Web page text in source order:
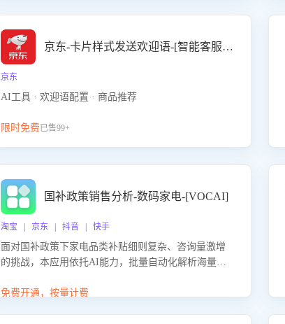
京东-卡片样式发送欢迎语-[智能客服机器人]
京东
AI工具 · 欢迎语配置 · 商品推荐
限时免费已售99+
国补政策销售分析-数码家电-[VOCAI]
淘宝 | 京东 | 抖音 | 快手
面对国补政策下家电品类补贴细则复杂、咨询量激增
的挑战，本应用依托AI能力，批量自动化解析海量客
政策的关注焦点与购买意向，深度洞察决策动因。同
免费开通，按量计费